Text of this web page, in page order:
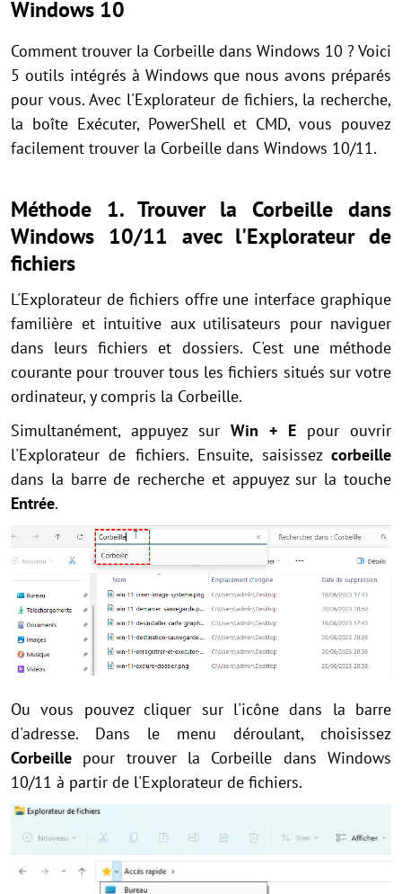
Windows 10
Comment trouver la Corbeille dans Windows 10 ? Voici
5 outils intégrés à Windows que nous avons préparés
pour vous. Avec l'Explorateur de fichiers, la recherche,
la boîte Exécuter, PowerShell et CMD, vous pouvez
facilement trouver la Corbeille dans Windows 10/11.
Méthode 1. Trouver la Corbeille dans
Windows 10/11 avec l'Explorateur de
fichiers
L'Explorateur de fichiers offre une interface graphique
familière et intuitive aux utilisateurs pour naviguer
dans leurs fichiers et dossiers. C'est une méthode
courante pour trouver tous les fichiers situés sur votre
ordinateur, y compris la Corbeille.
Simultanément, appuyez sur Win + E pour ouvrir
l'Explorateur de fichiers. Ensuite, saisissez corbeille
dans la barre de recherche et appuyez sur la touche
Entrée.
Ou vous pouvez cliquer sur l'icône dans la barre
d'adresse. Dans le menu déroulant, choisissez
Corbeille pour trouver la Corbeille dans Windows
10/11 à partir de l'Explorateur de fichiers.